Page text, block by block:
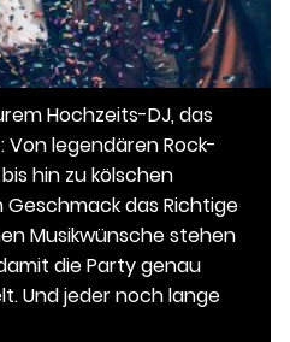
Hochzeits-DJ, das
legendären Rock-
hin zu kölschen
Geschmack das Richtige
Musikwünsche stehen
die Party genau
Und jeder noch lange